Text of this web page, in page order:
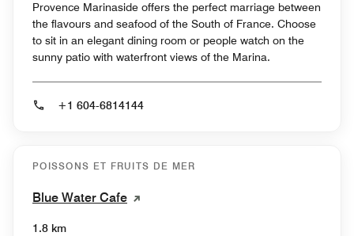
Provence Marinaside offers the perfect marriage between
the flavours and seafood of the South of France. Choose
to sit in an elegant dining room or people watch on the
sunny patio with waterfront views of the Marina.
+1 604-6814144
POISSONS ET FRUITS DE MER
Blue Water Cafe
1.8 km